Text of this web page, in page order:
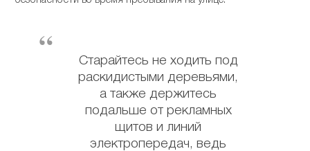
Старайтесь не ходить под
раскидистыми деревьями,
а также держитесь
подальше от рекламных
щитов и линий
электропередач, ведь